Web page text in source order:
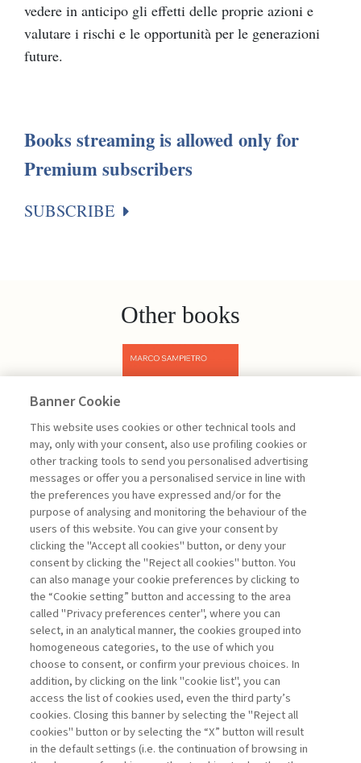
vedere in anticipo gli effetti delle proprie azioni e
valutare i rischi e le opportunità per le generazioni
future.
Books streaming is allowed only for
Premium subscribers
SUBSCRIBE
Other books
Previous
Sampietro Marco
Project
Management -
III edizione
ARCHIVE
Contacts
Banner Cookie
This website uses cookies or other technical tools and
may, only with your consent, also use profiling cookies or
other tracking tools to send you personalised advertising
messages or offer you a personalised service in line with
the preferences you have expressed and/or for the
purpose of analysing and monitoring the behaviour of the
users of this website. You can give your consent by
clicking the "Accept all cookies" button, or deny your
consent by clicking the "Reject all cookies" button. You
can also manage your cookie preferences by clicking to
the “Cookie setting” button and accessing to the area
called "Privacy preferences center", where you can
select, in an analytical manner, the cookies grouped into
homogeneous categories, to the use of which you
choose to consent, or confirm your previous choices. In
addition, by clicking on the link "cookie list", you can
access the list of cookies used, even the third party’s
cookies. Closing this banner by selecting the "Reject all
cookies" button or by selecting the “X” button will result
in the default settings (i.e. the continuation of browsing in